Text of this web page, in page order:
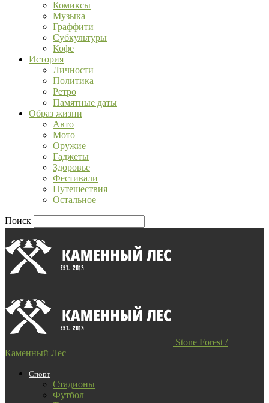
Комиксы
Музыка
Граффити
Субкультуры
Кофе
История
Личности
Политика
Ретро
Памятные даты
Образ жизни
Авто
Мото
Оружие
Гаджеты
Здоровье
Фестивали
Путешествия
Остальное
Поиск
Stone Forest /
Каменный Лес
Спорт
Стадионы
Футбол